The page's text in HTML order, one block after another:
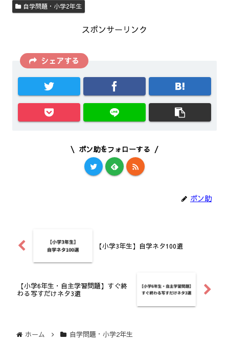
自学問題・小学2年生
スポンサーリンク
シェアする
ポン助をフォローする
ポン助
【小学3年生】自学ネタ100選
【小学6年生・自主学習問題】すぐ終
わる写すだけネタ3選
ホーム 自学問題・小学2年生